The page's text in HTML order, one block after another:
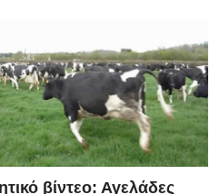
βίντεο: Αγελάδες